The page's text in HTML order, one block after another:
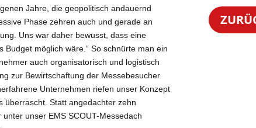
Jahre, die geopolitisch andauernd
Phase zehren auch und gerade an
Uns war daher bewusst, dass eine
möglich wäre.“ So schnürte man ein
auch organisatorisch und logistisch
zur Bewirtschaftung der Messebesucher
Unternehmen riefen unser Konzept
überrascht. Statt angedachter zehn
unser EMS SCOUT-Messedach